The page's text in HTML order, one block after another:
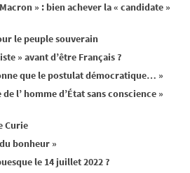
» : bien achever la « candidate »
le peuple souverain
» avant d’être Français ?
que le postulat démocratique… »
l’ homme d’État sans conscience »
Curie
bonheur »
le 14 juillet 2022 ?